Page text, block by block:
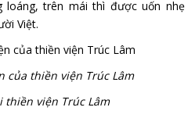
loáng, trên mái thì được uốn nhẹ
Việt.
của thiền viện Trúc Lâm